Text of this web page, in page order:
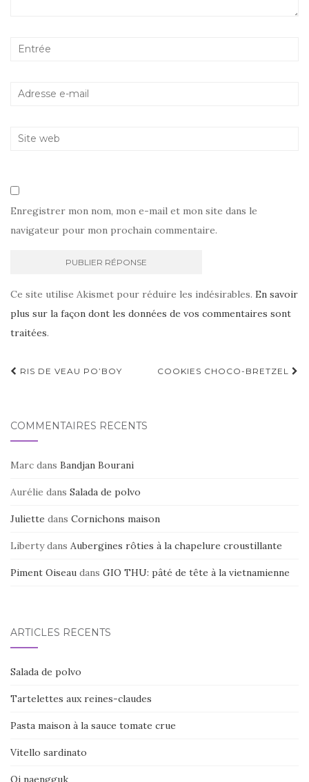
Enregistrer mon nom, mon e-mail et mon site dans le
navigateur pour mon prochain commentaire.
Ce site utilise Akismet pour réduire les indésirables. En savoir
plus sur la façon dont les données de vos commentaires sont
traitées.
Navigation
RIS DE VEAU PO’BOY COOKIES CHOCO-BRETZEL
COMMENTAIRES RÉCENTS
Marc dans Bandjan Bourani
Aurélie dans Salada de polvo
Juliette dans Cornichons maison
Libertydans Aubergines rôties à la chapelure croustillante
Piment Oiseau dans GIO THU: pâté de tête à la vietnamienne
ARTICLES RÉCENTS
Salada de polvo
Tartelettes aux reines-claudes
Pasta maison à la sauce tomate crue
Vitello sardinato
Oi naengguk